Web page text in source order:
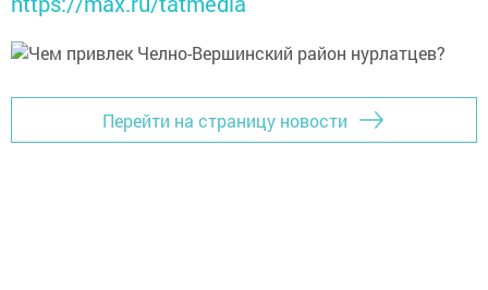
Перейти на страницу новости